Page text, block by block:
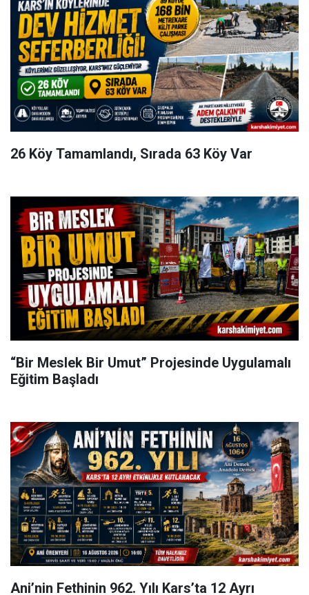
26 Köy Tamamlandı, Sırada 63 Köy Var
“Bir Meslek Bir Umut” Projesinde Uygulamalı
Eğitim Başladı
Ani’nin Fethinin 962. Yılı Kars’ta 12 Ayrı